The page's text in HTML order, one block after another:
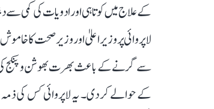
کے علاج میں کوتاہی اور ادویات کی کمی
لاپروائی پر وزیر اعلیٰ اور وزیر صحت کا
سے گرنے کے باعث بھرت بھوشن و پنکج
کے حوالے کر دی۔ یہ لاپروائی کس کی